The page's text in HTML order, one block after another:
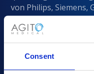
Consent
von Philips, Siemens,